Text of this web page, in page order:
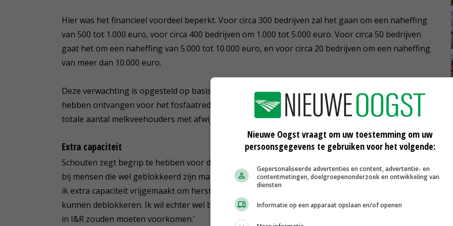
Hier was het financieel voordeel beperkt. Voor circa 300 bedrijven zal het gaan om een naheffing
van 500 tot 1.000 euro, voor circa 400 bedrijven om 1.000 tot 5.000 euro. Voor circa 50 bedrijven
gaat het om een naheffing van 5.000 tot 10.000 euro, en voor circa 20 bedrijven om een naheffing
van meer dan 10.000 euro.
Deze verwachting is opgesteld op basis van een selectie van bedrijven die eerder een beschikking
hebben ontvangen voor het fosfaatreductieplan. Hierdoor wijkt het aantal bedrijven af van het
totale aantal melkveehouders met afwijkingen in het I&R-systeem.
Extra capaciteit
Schouten zegt begrip te hebben voor de emoties die de berichten die spreken van fraude losmaken
bij mensen die wel geblokkeerd zijn maar waarbij er geen sprake was van opzet. 'Mede daarom heb
ik extra capaciteit vrijgemaakt om herstelmeldingen snel te kunnen beoordelen en bedrijven te
kunnen deblokkeren. Ik wil echter wel benadrukken dat ook niet opzettelijk gemaakte fouten niet
in I&R zouden moeten voorkomen.'
Nieuwe Oogst vraagt om uw toestemming om uw
persoonsgegevens te gebruiken voor het volgende:
Gepersonaliseerde advertenties en content, advertentie- en
contentmetingen, doelgroepenonderzoek en ontwikkeling van
diensten
Informatie op een apparaat opslaan en/of openen